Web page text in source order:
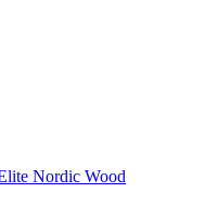
Nordic Wood